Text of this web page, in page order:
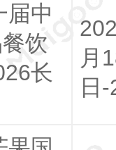
届中
饮
长
月
日